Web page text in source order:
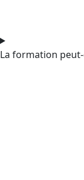
La formation